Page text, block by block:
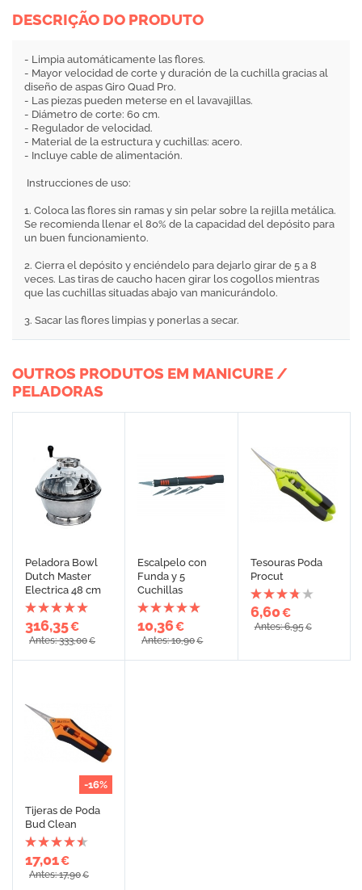
DESCRIÇÃO DO PRODUTO
- Limpia automáticamente las flores.
- Mayor velocidad de corte y duración de la cuchilla gracias al
diseño de aspas Giro Quad Pro.
- Las piezas pueden meterse en el lavavajillas.
- Diámetro de corte: 60 cm.
- Regulador de velocidad.
- Material de la estructura y cuchillas: acero.
- Incluye cable de alimentación.
Instrucciones de uso:
1. Coloca las flores sin ramas y sin pelar sobre la rejilla metálica.
Se recomienda llenar el 80% de la capacidad del depósito para
un buen funcionamiento.
2. Cierra el depósito y enciéndelo para dejarlo girar de 5 a 8
veces. Las tiras de caucho hacen girar los cogollos mientras
que las cuchillas situadas abajo van manicurándolo.
3. Sacar las flores limpias y ponerlas a secar.
OUTROS PRODUTOS EM MANICURE /
PELADORAS
Peladora Bowl
Dutch Master
Electrica 48 cm
316,35€
Antes: 333,00€
Escalpelo con
Funda y 5
Cuchillas
10,36€
Antes: 10,90€
Tesouras Poda
Procut
6,60€
Antes: 6,95€
-16%
Tijeras de Poda
Bud Clean
17,01€
Antes: 17,90€